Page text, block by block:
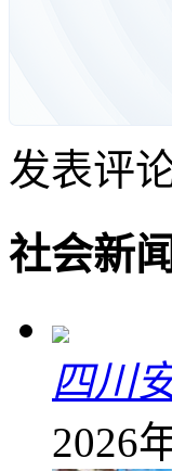
发表评
社会新
四川
2026